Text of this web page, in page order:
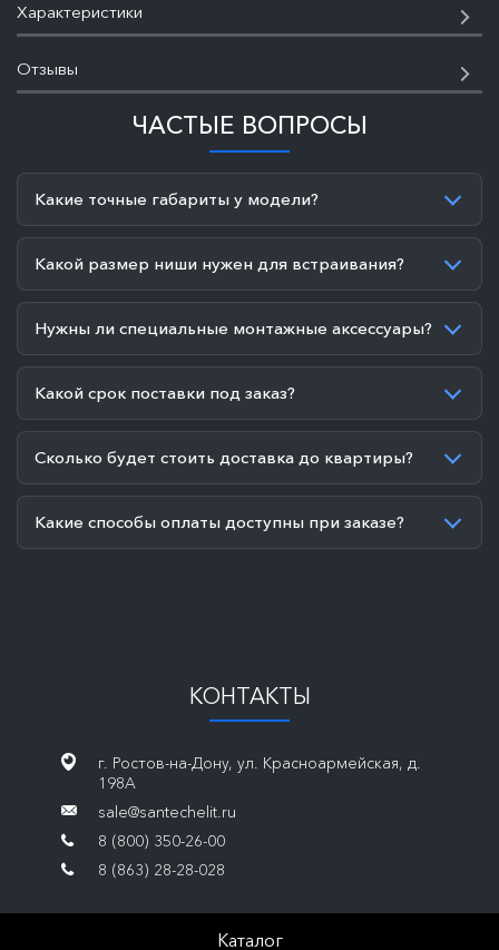
Характеристики
Отзывы
ЧАСТЫЕ ВОПРОСЫ
Какие точные габариты у модели?
Какой размер ниши нужен для встраивания?
Нужны ли специальные монтажные аксессуары?
Какой срок поставки под заказ?
Сколько будет стоить доставка до квартиры?
Какие способы оплаты доступны при заказе?
КОНТАКТЫ
г. Ростов-на-Дону, ул. Красноармейская, д.
198А
sale@santechelit.ru
8 (800) 350-26-00
8 (863) 28-28-028
Каталог